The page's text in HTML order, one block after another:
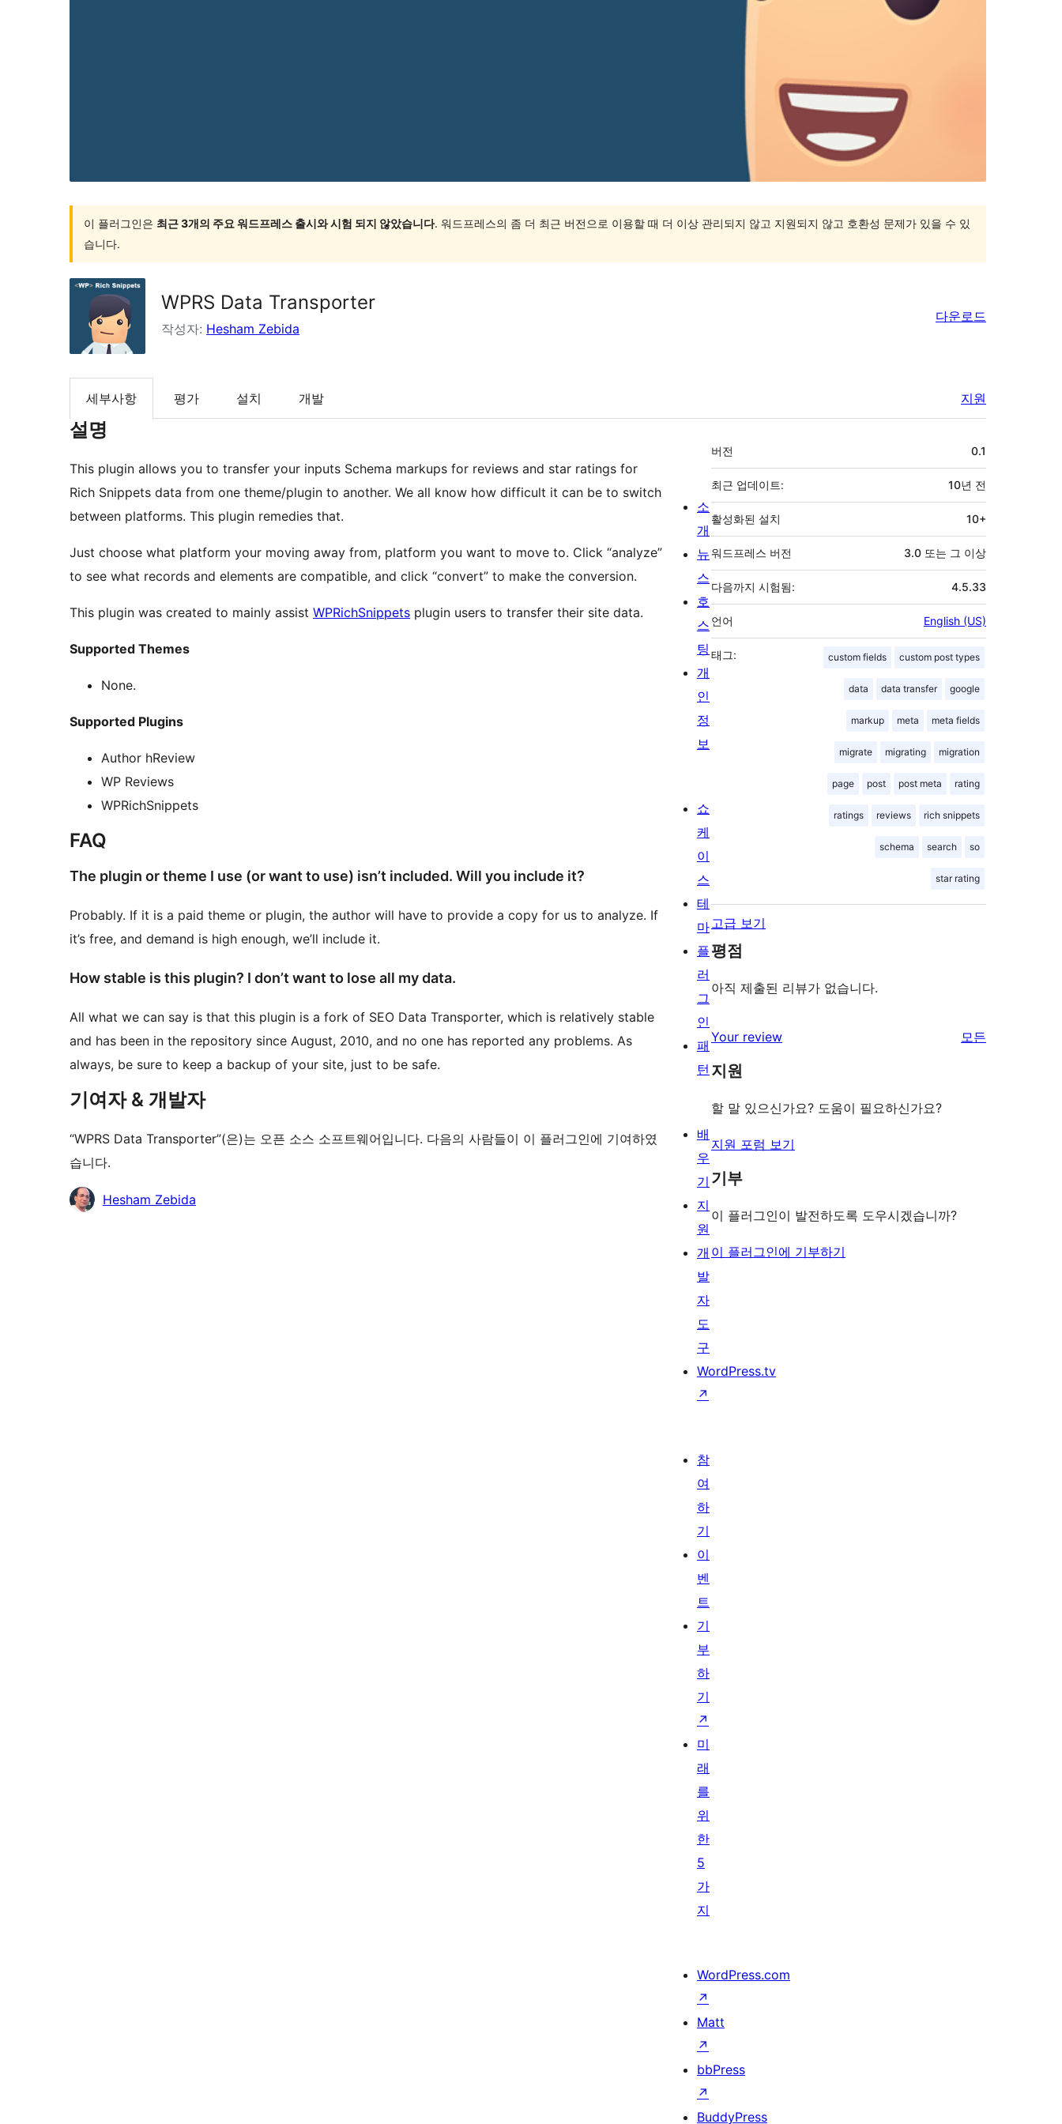
이 플러그인은 최근 3개의 주요 워드프레스 출시와 시험 되지 않았습니다. 워드프레스의 좀 더 최근 버전으로 이용할 때 더 이상 관리되지 않고 지원되지 않고 호환성 문제가 있을 수 있
습니다.
WPRS Data Transporter
작성자: Hesham Zebida
다운로드
세부사항 평가 설치 개발 지원
설명
This plugin allows you to transfer your inputs Schema markups for reviews and star ratings for
Rich Snippets data from one theme/plugin to another. We all know how difficult it can be to switch
between platforms. This plugin remedies that.
Just choose what platform your moving away from, platform you want to move to. Click “analyze”
to see what records and elements are compatible, and click “convert” to make the conversion.
This plugin was created to mainly assist WPRichSnippets plugin users to transfer their site data.
Supported Themes
None.
Supported Plugins
Author hReview
WP Reviews
WPRichSnippets
FAQ
The plugin or theme I use (or want to use) isn’t included. Will you include it?
Probably. If it is a paid theme or plugin, the author will have to provide a copy for us to analyze. If
it’s free, and demand is high enough, we’ll include it.
How stable is this plugin? I don’t want to lose all my data.
All what we can say is that this plugin is a fork of SEO Data Transporter, which is relatively stable
and has been in the repository since August, 2010, and no one has reported any problems. As
always, be sure to keep a backup of your site, just to be safe.
기여자 & 개발자
“WPRS Data Transporter”(은)는 오픈 소스 소프트웨어입니다. 다음의 사람들이 이 플러그인에 기여하였
습니다.
기
Hesham Zebida
기
초
버전 0.1
최근 업데이트: 10년 전
활성화된 설치 10+
워드프레스 버전 3.0 또는 그 이상
다음까지 시험됨: 4.5.33
언어 English (US)
태그: custom fields custom post types
data data transfer google
markup meta meta fields
migrate migrating migration
page post post meta rating
ratings reviews rich snippets
schema search so
star rating
고급 보기
평점
아직 제출된 리뷰가 없습니다.
Your review 모든
지원
할 말 있으신가요? 도움이 필요하신가요?
지원 포럼 보기
기부
이 플러그인이 발전하도록 도우시겠습니까?
이 플러그인에 기부하기
소
개
뉴
스
호
스
팅
개
인
정
보
쇼
케
이
스
테
마
플
러
그
인
패
턴
배
우
기
지
원
개
발
자
도
구
WordPress.tv
↗
참
여
하
기
이
벤
트
기
부
하
기
↗
미
래
를
위
한
5
가
지
WordPress.com
↗
Matt
↗
bbPress
↗
BuddyPress